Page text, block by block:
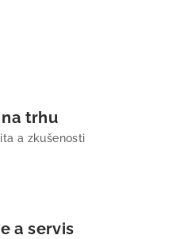
trhu
a zkušenosti
a servis